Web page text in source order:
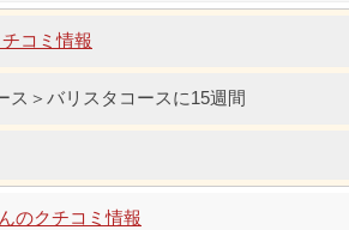
コミ情報
ス＞バリスタコースに15週間
のクチコミ情報